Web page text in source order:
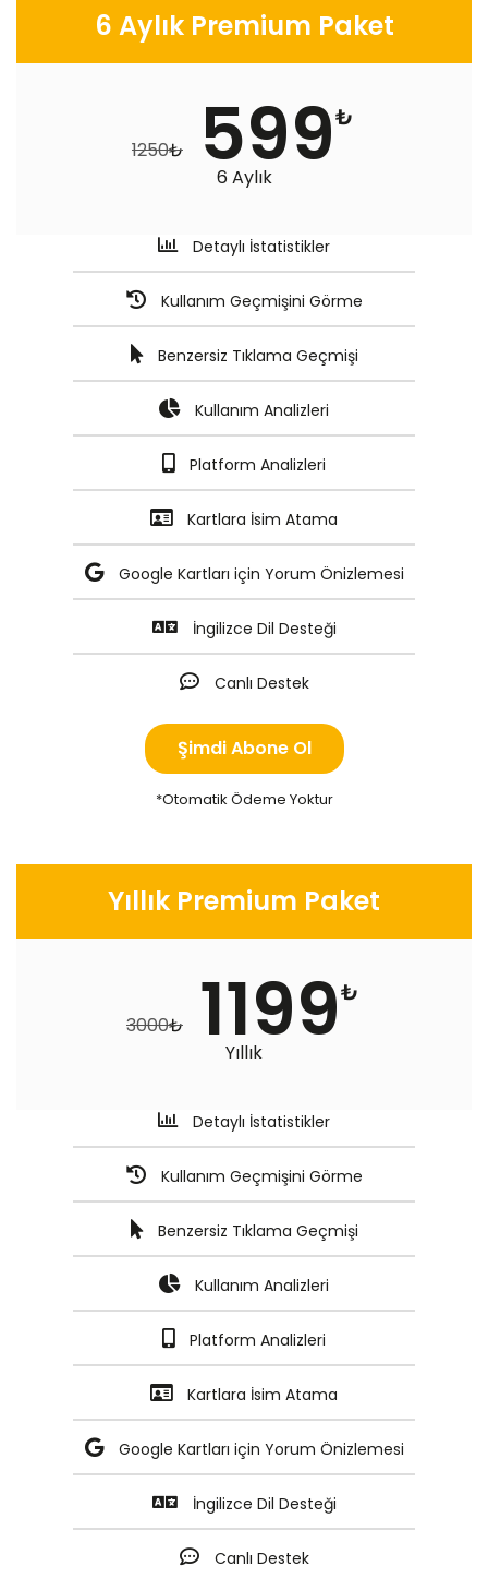
6 Aylık Premium Paket
1250₺ 599₺
6 Aylık
Detaylı İstatistikler
Kullanım Geçmişini Görme
Benzersiz Tıklama Geçmişi
Kullanım Analizleri
Platform Analizleri
Kartlara İsim Atama
Google Kartları için Yorum Önizlemesi
İngilizce Dil Desteği
Canlı Destek
Şimdi Abone Ol
*Otomatik Ödeme Yoktur
Yıllık Premium Paket
3000₺ 1199₺
Yıllık
Detaylı İstatistikler
Kullanım Geçmişini Görme
Benzersiz Tıklama Geçmişi
Kullanım Analizleri
Platform Analizleri
Kartlara İsim Atama
Google Kartları için Yorum Önizlemesi
İngilizce Dil Desteği
Canlı Destek